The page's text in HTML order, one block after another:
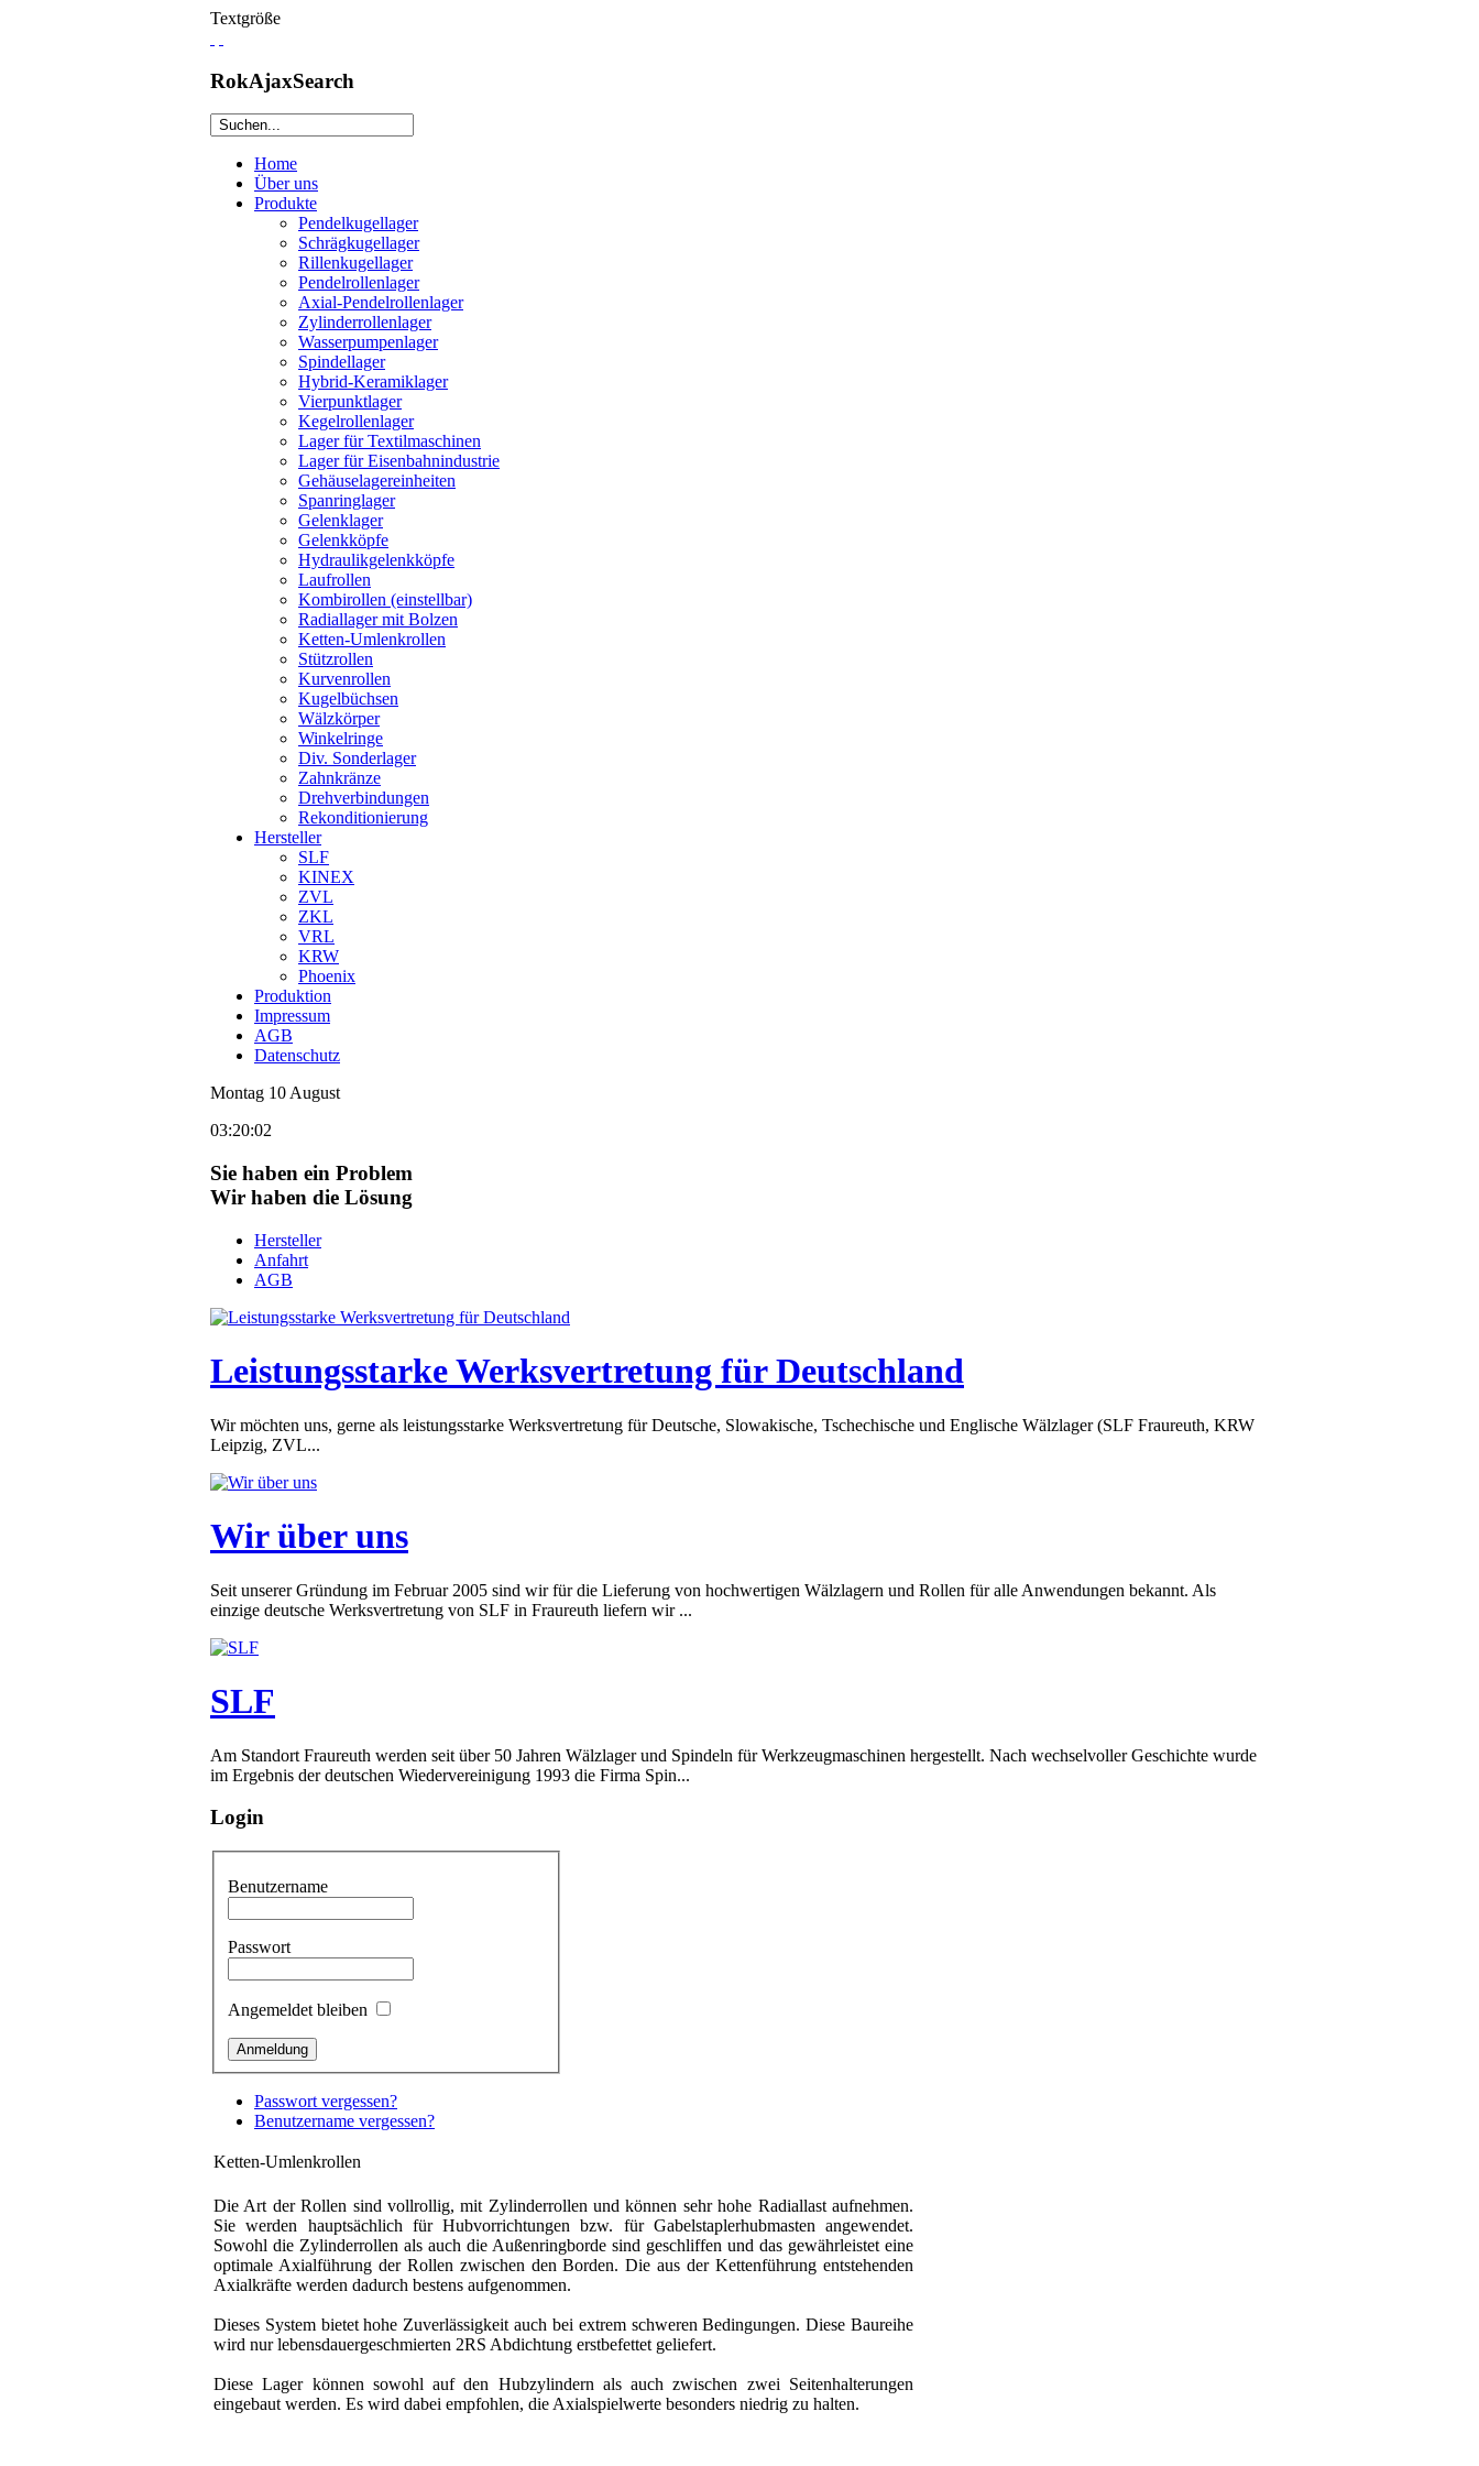
Textgröße
RokAjaxSearch
Home
Über uns
Produkte
Pendelkugellager
Schrägkugellager
Rillenkugellager
Pendelrollenlager
Axial-Pendelrollenlager
Zylinderrollenlager
Wasserpumpenlager
Spindellager
Hybrid-Keramiklager
Vierpunktlager
Kegelrollenlager
Lager für Textilmaschinen
Lager für Eisenbahnindustrie
Gehäuselagereinheiten
Spanringlager
Gelenklager
Gelenkköpfe
Hydraulikgelenkköpfe
Laufrollen
Kombirollen (einstellbar)
Radiallager mit Bolzen
Ketten-Umlenkrollen
Stützrollen
Kurvenrollen
Kugelbüchsen
Wälzkörper
Winkelringe
Div. Sonderlager
Zahnkränze
Drehverbindungen
Rekonditionierung
Hersteller
SLF
KINEX
ZVL
ZKL
VRL
KRW
Phoenix
Produktion
Impressum
AGB
Datenschutz
Montag 10August
03:20:02
Sie haben ein Problem
Wir haben die Lösung
Hersteller
Anfahrt
AGB
Leistungsstarke Werksvertretung für Deutschland
Wir möchten uns, gerne als leistungsstarke Werksvertretung für Deutsche, Slowakische, Tschechische und Englische Wälzlager (SLF Fraureuth, KRW
Leipzig, ZVL...
Wir über uns
Seit unserer Gründung im Februar 2005 sind wir für die Lieferung von hochwertigen Wälzlagern und Rollen für alle Anwendungen bekannt. Als
einzige deutsche Werksvertretung von SLF in Fraureuth liefern wir ...
SLF
Am Standort Fraureuth werden seit über 50 Jahren Wälzlager und Spindeln für Werkzeugmaschinen hergestellt. Nach wechselvoller Geschichte wurde
im Ergebnis der deutschen Wiedervereinigung 1993 die Firma Spin...
Login
Benutzername
Passwort
Angemeldet bleiben
Passwort vergessen?
Benutzername vergessen?
Ketten-Umlenkrollen
Die Art der Rollen sind vollrollig, mit Zylinderrollen und können sehr hohe Radiallast aufnehmen.
Sie werden hauptsächlich für Hubvorrichtungen bzw. für Gabelstaplerhubmasten angewendet.
Sowohl die Zylinderrollen als auch die Außenringborde sind geschliffen und das gewährleistet eine
optimale Axialführung der Rollen zwischen den Borden. Die aus der Kettenführung entstehenden
Axialkräfte werden dadurch bestens aufgenommen.
Dieses System bietet hohe Zuverlässigkeit auch bei extrem schweren Bedingungen. Diese Baureihe
wird nur lebensdauergeschmierten 2RS Abdichtung erstbefettet geliefert.
Diese Lager können sowohl auf den Hubzylindern als auch zwischen zwei Seitenhalterungen
eingebaut werden. Es wird dabei empfohlen, die Axialspielwerte besonders niedrig zu halten.